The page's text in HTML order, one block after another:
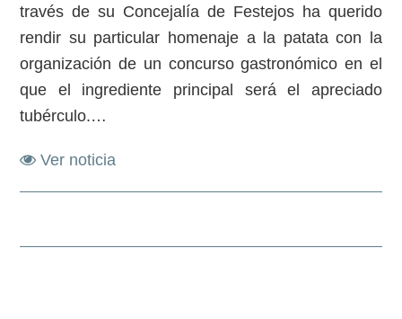
través de su Concejalía de Festejos ha querido
rendir su particular homenaje a la patata con la
organización de un concurso gastronómico en el
que el ingrediente principal será el apreciado
tubérculo.…
Ver noticia